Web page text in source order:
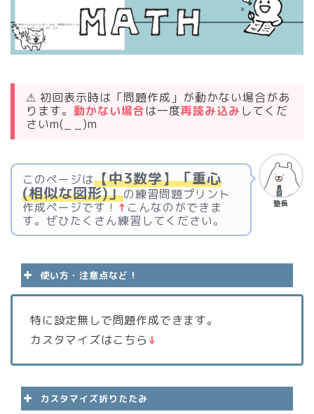
⚠ 初回表示時は「問題作成」が動かない場合があ
ります。 動かない場合は一度再読み込み してくだ
さいm(_ _)m
このページは【中3数学】「重心
(相似な図形)」の練習問題プリント
作成ページです！↑ こんなのができま
す。ぜひたくさん練習してください。
塾長
使い方・注意点など！
問題の条件を決めて「 問題作成
タンを押してください。
プレビューを開くと問題が確認でき
「PDFダウンロード」をタップする
と印刷プレビューになるので「
特に設定無しで問題作成できます。
カスタマイズはこちら ↓
カスタマイズ折りたたみ